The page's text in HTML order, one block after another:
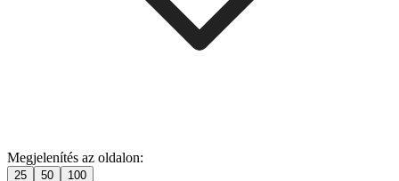
Megjelenítés az oldalon:
25 50 100